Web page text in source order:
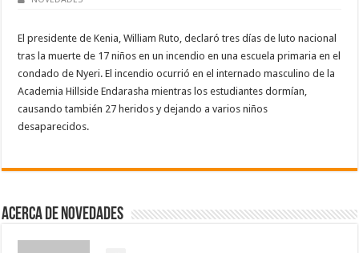
El presidente de Kenia, William Ruto, declaró tres días de luto nacional
tras la muerte de 17 niños en un incendio en una escuela primaria en el
condado de Nyeri. El incendio ocurrió en el internado masculino de la
Academia Hillside Endarasha mientras los estudiantes dormían,
causando también 27 heridos y dejando a varios niños
desaparecidos.
Acerca de NOVEDADES